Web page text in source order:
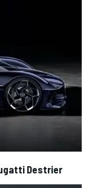
Destrier